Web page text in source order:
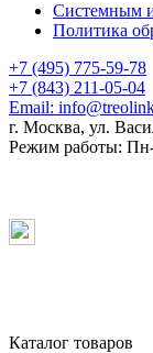
Системным
Политика
+7 (495) 775-59-78
+7 (843) 211-05-04
Email:
г. Москва, ул.
Режим работы:
Каталог товаров